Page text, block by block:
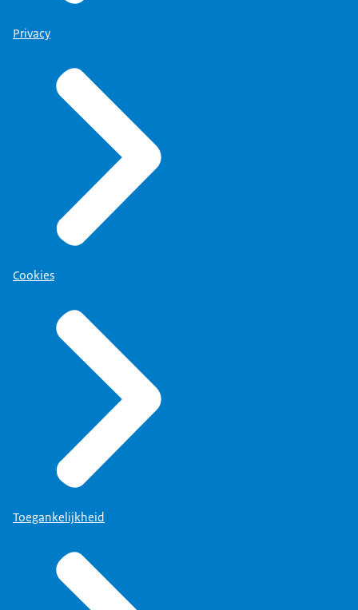
Privacy
Cookies
Toegankelijkheid